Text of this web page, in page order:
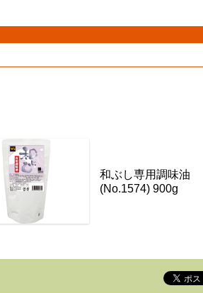
和ぶし専用調味油
(No.1574) 900g